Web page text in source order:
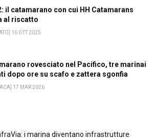
il catamarano con cui HH Catamarans
al riscatto
16 OTT 2025
rovesciato nel Pacifico, tre marinai
dopo ore su scafo e zattera sgonfia
17 MAR 2026
i marina diventano infrastrutture